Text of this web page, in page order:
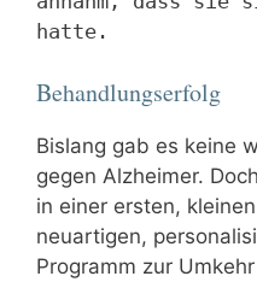
hatte.
Behandlungserfolg
Bislang gab es keine
gegen Alzheimer.
in einer ersten,
neuartigen,
Programm zur